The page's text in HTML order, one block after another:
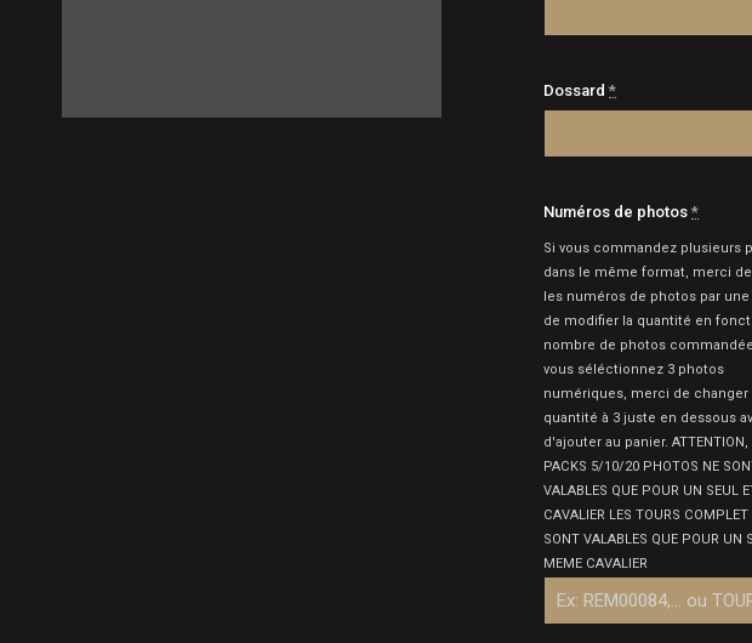
Dossard *
Numéros de photos *
Si vous commandez plusieurs
dans le même format, merci
les numéros de photos par une
de modifier la quantité en
nombre de photos
vous séléctionnez 3 photos
numériques, merci de changer
quantité à 3 juste en dessous
d'ajouter au panier. ATTENTION,
PACKS 5/10/20 PHOTOS NE
VALABLES QUE POUR UN SEUL
CAVALIER LES TOURS COMPLET
SONT VALABLES QUE POUR UN
MEME CAVALIER